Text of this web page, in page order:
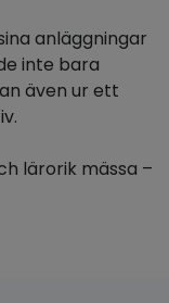
anläggningar
inte bara
även ur ett
lärorik mässa –